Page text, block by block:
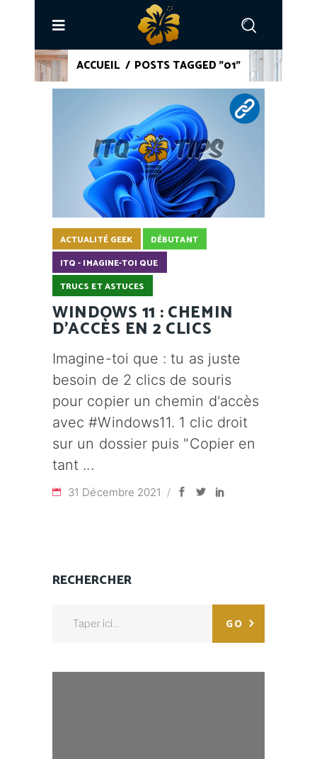
ACCUEIL / POSTS TAGGED "01"
ACTUALITÉ GEEK
DÉBUTANT
ITQ - IMAGINE-TOI QUE
TRUCS ET ASTUCES
WINDOWS 11 : CHEMIN
D’ACCÈS EN 2 CLICS
Imagine-toi que : tu as juste
besoin de 2 clics de souris
pour copier un chemin d'accès
avec #Windows11. 1 clic droit
sur un dossier puis "Copier en
tant
31 Décembre 2021
RECHERCHER
GO